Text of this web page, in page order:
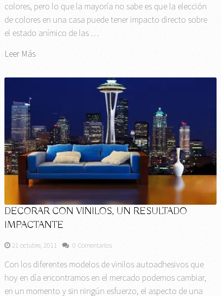
colores, pero lo que la mayoría no sabe es que la elección
de colores en una casa puede tener impacto directo sobre
el estado anímico de las …
Leer Más
DECORAR CON VINILOS, UN RESULTADO
IMPACTANTE
21 octubre, 2011 0 Comentarios
Con los diferentes modelos de vinilos autoadhesivos que
hoy en día encontramos en el mercado podemos cambiar,
en un momento y sin ningún esfuerzo, el aspecto de una